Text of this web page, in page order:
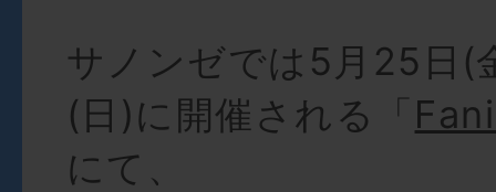
サノンゼでは5月25日(
(日)に開催される「
にて、